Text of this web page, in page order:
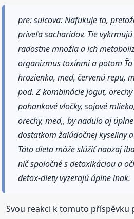
pre: sulcova: Nafukuje ťa,
priveľa sacharidov. Tie
radostne množia a ich
organizmus toxínmi a potom
hrozienka, med, červenú repu,
pod. Z kombinácie jogut,
pohankové vločky, sojové
orechy, med,, by nadulo aj
dostatkom žalúdočnej kyseliny
Táto dieta môže slúžiť naozaj
nič spoločné s detoxikáciou a
detox-diety vyzerajú úplne inak.
Svou reakci k tomuto příspěvku